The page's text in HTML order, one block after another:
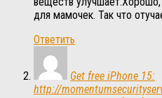
для мамочек. Так что
Ответить
Get free iPhone 15:
http://